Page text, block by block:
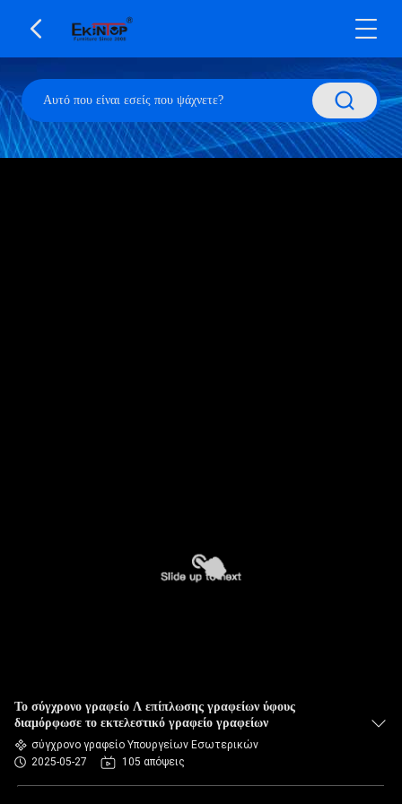
Το σύγχρονο γραφείο Λ επίπλωσης γραφείων ύφους
διαμόρφωσε το εκτελεστικό γραφείο γραφείων
σύγχρονο γραφείο Υπουργείων Εσωτερικών
2025-05-27
105 απόψεις